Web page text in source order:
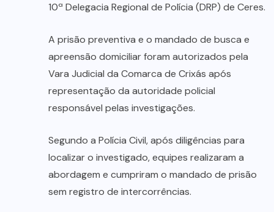
10ª Delegacia Regional de Polícia (DRP) de Ceres.
A prisão preventiva e o mandado de busca e
apreensão domiciliar foram autorizados pela
Vara Judicial da Comarca de Crixás após
representação da autoridade policial
responsável pelas investigações.
Segundo a Polícia Civil, após diligências para
localizar o investigado, equipes realizaram a
abordagem e cumpriram o mandado de prisão
sem registro de intercorrências.